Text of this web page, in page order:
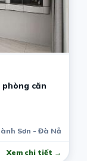
phòng căn
Sơn - Đà Nẵng
Xem chi tiết →